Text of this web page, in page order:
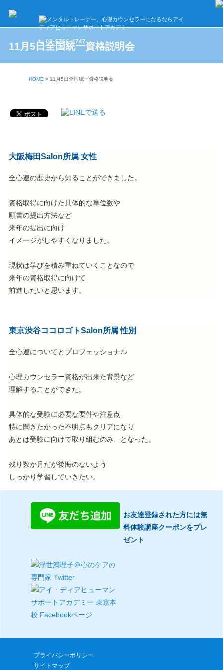
03-5766-4747
11月5日全国統一資格説明会
HOME > 11月5日全国統一資格説明会
大阪梅田Salon所属 女性
全心連の歴史から知ることができました。
資格取得に向けた具体的な単位数や
願書の提出方法など
来年の提出に向け
イメージがしやすくなりました。
現状は学びを積み重ねていくことなので
来年の資格取得に向けて
前進したいと思います。
東京渋谷ココロゴトSalon所属 性別
全心連についてとプロフェッショナル
心理カウンセラー資格が出来た背景など
理解することができた。
具体的な受験に必要な要件や注意点
特に聞きたかった不明点もクリアになり
あとは受験に向けて取り組むのみ、となった。
残り数か月だが後悔のないよう
しっかり学習していきたい。
お友達登録された方には無
料体験講座クーポンをプレ
ゼント
プライバシーポリシー
サイトマップ